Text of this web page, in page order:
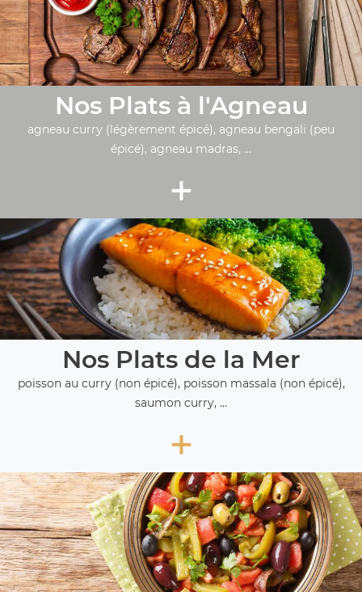
Nos Plats à l'Agneau
agneau curry (légèrement épicé), agneau bengali (peu
épicé), agneau madras, ...
+
Nos Plats de la Mer
poisson au curry (non épicé), poisson massala (non épicé),
saumon curry, ...
+